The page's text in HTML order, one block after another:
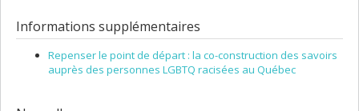
Informations supplémentaires
Repenser le point de départ : la co-construction des savoirs
auprès des personnes LGBTQ racisées au Québec